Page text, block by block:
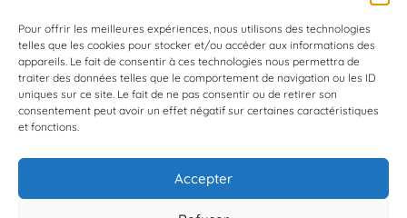
Pour offrir les meilleures expériences, nous utilisons des technologies
telles que les cookies pour stocker et/ou accéder aux informations des
appareils. Le fait de consentir à ces technologies nous permettra de
traiter des données telles que le comportement de navigation ou les ID
uniques sur ce site. Le fait de ne pas consentir ou de retirer son
consentement peut avoir un effet négatif sur certaines caractéristiques
et fonctions.
Accepter
S'abonner
Mentions légales—Conditions générales d’utilisations—
Politique de confidentialité
Apollo Studio – Agence web Caen